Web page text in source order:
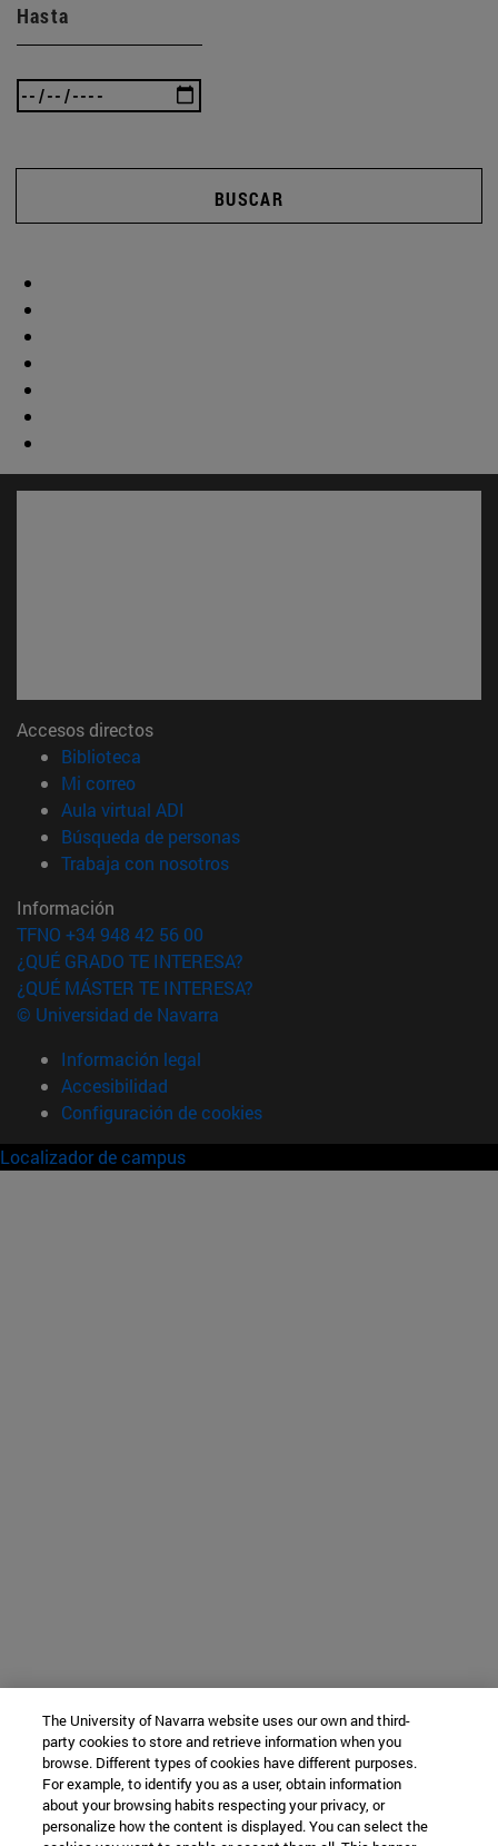
Hasta
BUSCAR
Accesos directos
Biblioteca
Mi correo(abre en nueva ventana)
Aula virtual ADI
Búsqueda de personas(abre en nueva ventana)
Trabaja con nosotros(abre en nueva ventana)
Información
TFNO +34 948 42 56 00
¿QUÉ GRADO TE INTERESA?
¿QUÉ MÁSTER TE INTERESA?
© Universidad de Navarra
Información legal
Accesibilidad
Configuración de cookies
Localizador de campus
The University of Navarra website uses our own and third-
party cookies to store and retrieve information when you
browse. Different types of cookies have different purposes.
For example, to identify you as a user, obtain information
about your browsing habits respecting your privacy, or
personalize how the content is displayed. You can select the